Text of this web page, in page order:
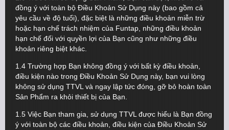
đồng ý với toàn bộ Điều Khoản Sử Dụng này (bao gồm cả
yêu cầu về độ tuổi), đặc biệt là những điều khoản miễn trừ
hoặc hạn chế trách nhiệm của Funtap, những điều khoản
hạn chế đối với quyền lợi của Bạn cũng như những điều
khoản riêng biệt khác.
1.4 Trường hợp Bạn không đồng ý với bất kỳ điều khoản,
điều kiện nào trong Điều Khoản Sử Dụng này, bạn vui lòng
không sử dụng TTVL và ngay lập tức đóng, gỡ bỏ hoàn toàn
Sản Phẩm ra khỏi thiết bị của Bạn.
1.5 Việc Bạn tham gia, sử dụng TTVL được hiểu là Bạn đồng
ý với toàn bộ các điều khoản, điều kiện của Điều Khoản Sử